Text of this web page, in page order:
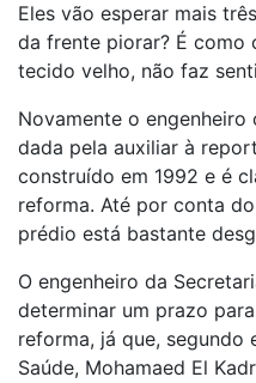
Eles vão esperar mais
da frente piorar? É como
tecido velho, não faz
Novamente o
dada pela auxiliar à
construído em 1992 e é
reforma. Até por conta
prédio está bastante
O engenheiro da
determinar um prazo
reforma, já que, segundo
Saúde, Mohamaed El